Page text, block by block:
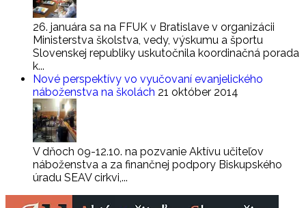
26. januára sa na FFUK v Bratislave v organizácii
Ministerstva školstva, vedy, výskumu a športu
Slovenskej republiky uskutočnila koordinačná porada
k...
Nové perspektívy vo vyučovaní evanjelického
náboženstva na školách 21 október 2014
V dňoch 09-12.10. na pozvanie Aktívu učiteľov
náboženstva a za finančnej podpory Biskupského
úradu SEAV cirkvi,...